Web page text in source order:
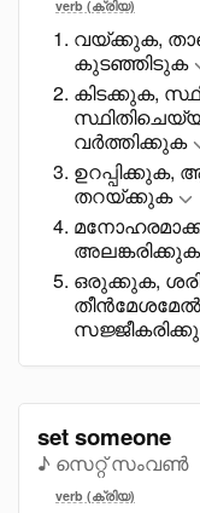
verb (ക്രിയ)
വയ്ക്കുക,
കുടഞ്ഞിടുക
കിടക്കുക,
വർത്തിക്കുക
ഉറപ്പിക്കുക,
തറയ്ക്കുക
ഒരുക്കുക,
തീൻമേശമേൽ
set someone
♪ സെറ്റ് സംവൺ
verb (ക്രിയ)